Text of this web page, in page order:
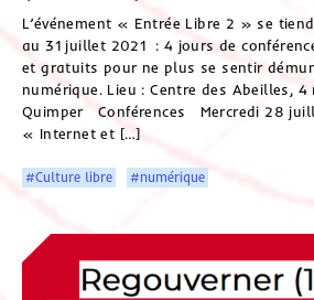
L’événement « Entrée Libre 2 » se
au 31 juillet 2021 : 4 jours de
et gratuits pour ne plus se sentir
numérique. Lieu : Centre des Abeilles,
Quimper Conférences Mercredi 28
« Internet et […]
#Culture libre #numérique